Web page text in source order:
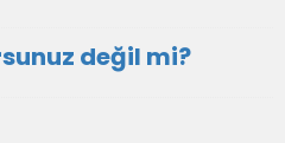
değil mi?